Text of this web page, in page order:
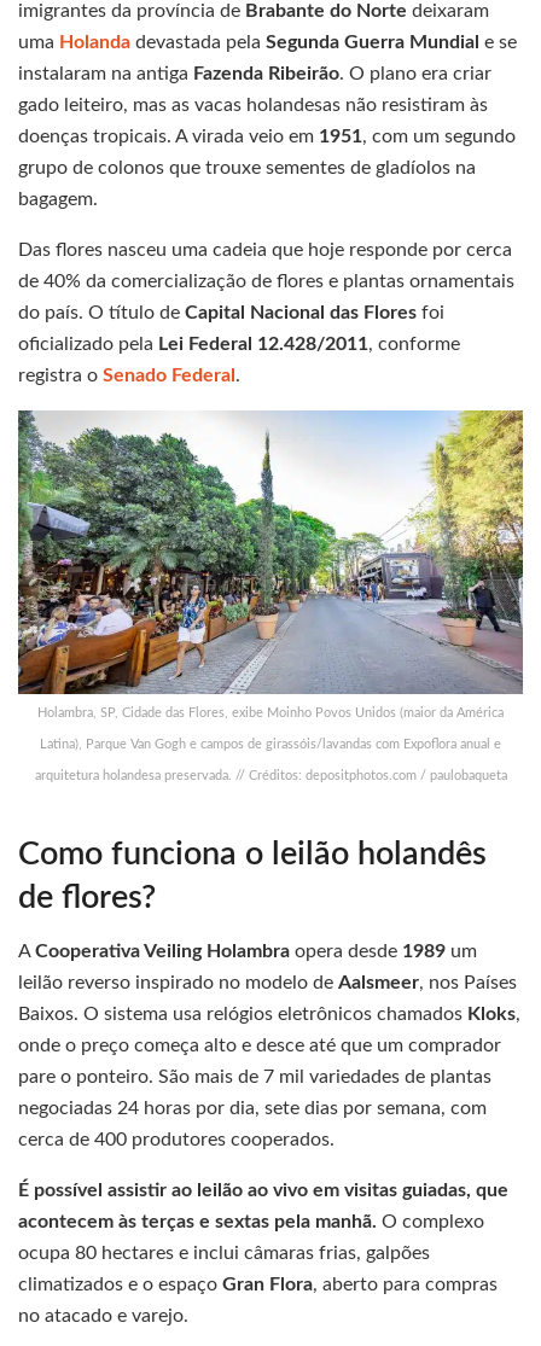
imigrantes da província de Brabante do Norte deixaram
uma Holanda devastada pela Segunda Guerra Mundial e se
instalaram na antiga Fazenda Ribeirão. O plano era criar
gado leiteiro, mas as vacas holandesas não resistiram às
doenças tropicais. A virada veio em 1951, com um segundo
grupo de colonos que trouxe sementes de gladíolos na
bagagem.
Das flores nasceu uma cadeia que hoje responde por cerca
de 40% da comercialização de flores e plantas ornamentais
do país. O título de Capital Nacional das Flores foi
oficializado pela Lei Federal 12.428/2011, conforme
registra o Senado Federal .
Holambra, SP, Cidade das Flores, exibe Moinho Povos Unidos (maior da América
Latina), Parque Van Gogh e campos de girassóis/lavandas com Expoflora anual e
arquitetura holandesa preservada. // Créditos: depositphotos.com / paulobaqueta
Como funciona o leilão holandês
de flores?
ACooperativa Veiling Holambra opera desde 1989 um
leilão reverso inspirado no modelo de Aalsmeer, nos Países
Baixos. O sistema usa relógios eletrônicos chamados Kloks,
onde o preço começa alto e desce até que um comprador
pare o ponteiro. São mais de 7 mil variedades de plantas
negociadas 24 horas por dia, sete dias por semana, com
cerca de 400 produtores cooperados.
É possível assistir ao leilão ao vivo em visitas guiadas, que
acontecem às terças e sextas pela manhã. O complexo
ocupa 80 hectares e inclui câmaras frias, galpões
climatizados e o espaço Gran Flora, aberto para compras
no atacado e varejo.